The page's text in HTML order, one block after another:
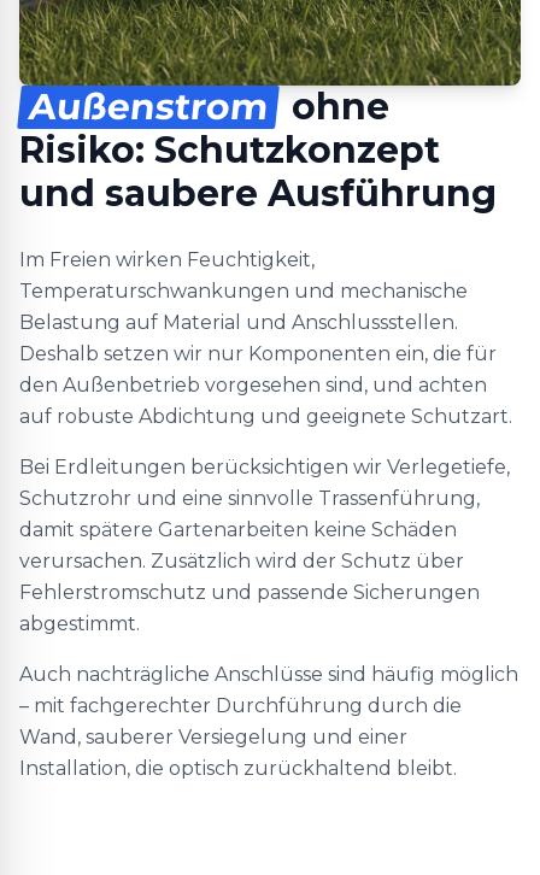
Außenstrom ohne
Risiko: Schutzkonzept
und saubere Ausführung
Im Freien wirken Feuchtigkeit,
Temperaturschwankungen und mechanische
Belastung auf Material und Anschlussstellen.
Deshalb setzen wir nur Komponenten ein, die für
den Außenbetrieb vorgesehen sind, und achten
auf robuste Abdichtung und geeignete Schutzart.
Bei Erdleitungen berücksichtigen wir Verlegetiefe,
Schutzrohr und eine sinnvolle Trassenführung,
damit spätere Gartenarbeiten keine Schäden
verursachen. Zusätzlich wird der Schutz über
Fehlerstromschutz und passende Sicherungen
abgestimmt.
Auch nachträgliche Anschlüsse sind häufig möglich
– mit fachgerechter Durchführung durch die
Wand, sauberer Versiegelung und einer
Installation, die optisch zurückhaltend bleibt.